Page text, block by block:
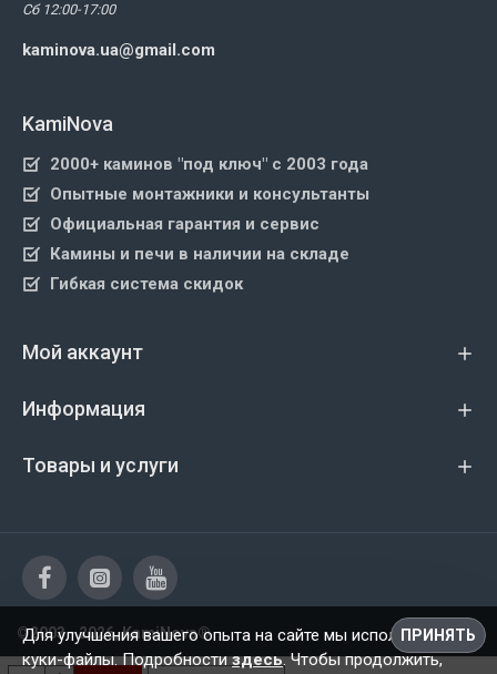
Сб 12:00-17:00
kaminova.ua@gmail.com
KamiNova
2000+ каминов "под ключ" с 2003 года
Опытные монтажники и консультанты
Официальная гарантия и сервис
Камины и печи в наличии на складе
Гибкая система скидок
Мой аккаунт
Информация
Товары и услуги
©2003 - 2026, KamiNova® ПРИНЯТЬ
Для улучшения вашего опыта на сайте мы используем
куки-файлы. Подробностиздесь. Чтобы продолжить,